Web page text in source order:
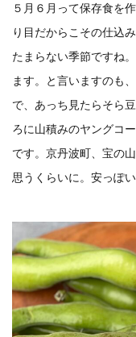
５月６月って保存食を
り目だからこその仕込
たまらない季節ですね
ます。と言いますのも
で、あっち見たらそら
ろに山積みのヤングコ
です。京丹波町、宝の
思うくらいに。安っぽい